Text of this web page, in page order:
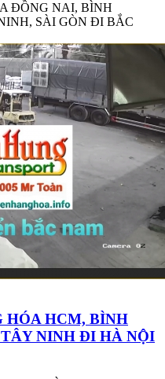
ĐỒNG NAI, BÌNH
SÀI GÒN ĐI BẮC
HÓA HCM, BÌNH
NINH ĐI HÀ NỘI